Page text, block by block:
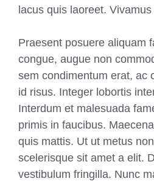
lacus quis laoreet.
Praesent posuere aliquam
congue, augue non
sem condimentum erat, ac
id risus. Integer lobortis
Interdum et malesuada
primis in faucibus.
quis mattis. Ut ut metus
scelerisque sit amet a elit.
vestibulum fringilla. Nunc